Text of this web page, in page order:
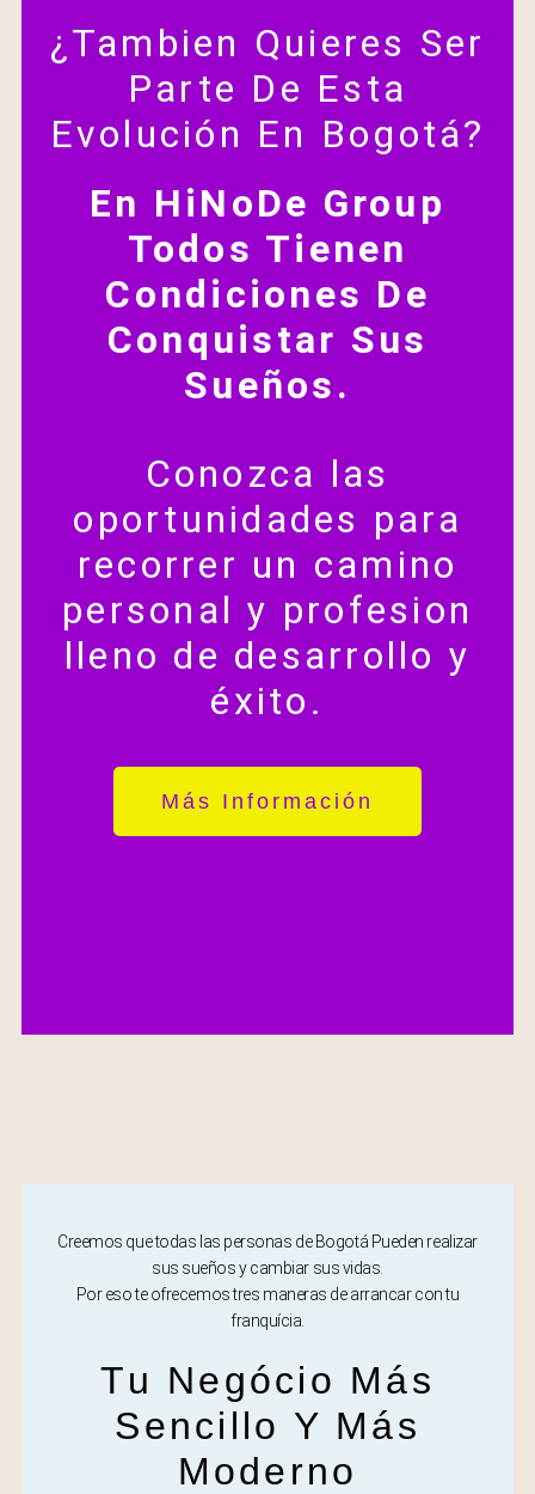
¿Tambien Quieres Ser
Parte De Esta
Evolución En Bogotá?
En HiNoDe Group
Todos Tienen
Condiciones De
Conquistar Sus
Sueños.
Conozca las
oportunidades para
recorrer un camino
personal y profesion
lleno de desarrollo y
éxito.
Más Información
Creemos que todas las personas de Bogotá Pueden realizar
sus sueños y cambiar sus vidas.
Por eso te ofrecemos tres maneras de arrancar con tu
franquícia.
Tu Negócio Más
Sencillo Y Más
Moderno